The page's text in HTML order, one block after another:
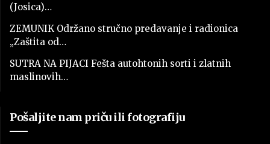
(Josica)…
ZEMUNIK Održano stručno predavanje i radionica
„Zaštita od…
SUTRA NA PIJACI Fešta autohtonih sorti i zlatnih
maslinovih…
Pošaljite nam priču ili fotografiju